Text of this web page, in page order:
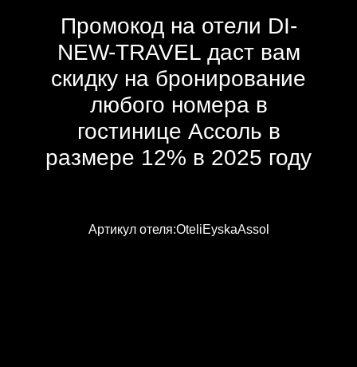
Промокод на отели DI-
NEW-TRAVEL даст вам
скидку на бронирование
любого номера в
гостинице Ассоль в
размере 12% в 2025 году
Артикул отеля:OteliEyskaAssol